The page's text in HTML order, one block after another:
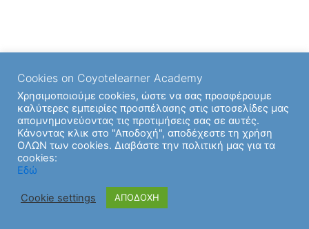
Copyright © 2026 | Υποστήριξη από
WordPress
Cookies on Coyotelearner Academy
Χρησιμοποιούμε cookies, ώστε να σας προσφέρουμε
καλύτερες εμπειρίες προσπέλασης στις ιστοσελίδες μας
απομνημονεύοντας τις προτιμήσεις σας σε αυτές.
Κάνοντας κλικ στο "Αποδοχή", αποδέχεστε τη χρήση
ΟΛΩΝ των cookies. Διαβάστε την πολιτική μας για τα
cookies:
Εδώ
Cookie settings ΑΠΟΔΟΧΗ